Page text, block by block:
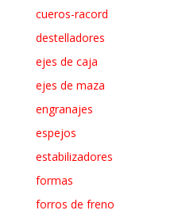
cueros-racord
destelladores
ejes de caja
ejes de maza
engranajes
espejos
estabilizadores
formas
forros de freno